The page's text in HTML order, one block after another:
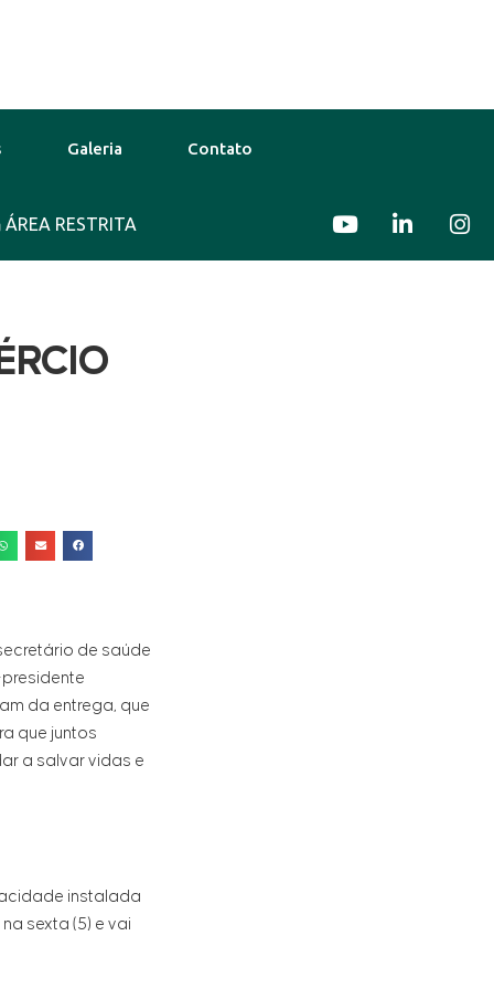
Galeria Contato
31°C 12 Ago
ÁREA RESTRITA
de saúde
da entrega, que
que juntos
a salvar vidas e
instalada
sexta (5) e vai